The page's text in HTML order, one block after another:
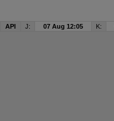
API J: 07 Aug 12:05 K: